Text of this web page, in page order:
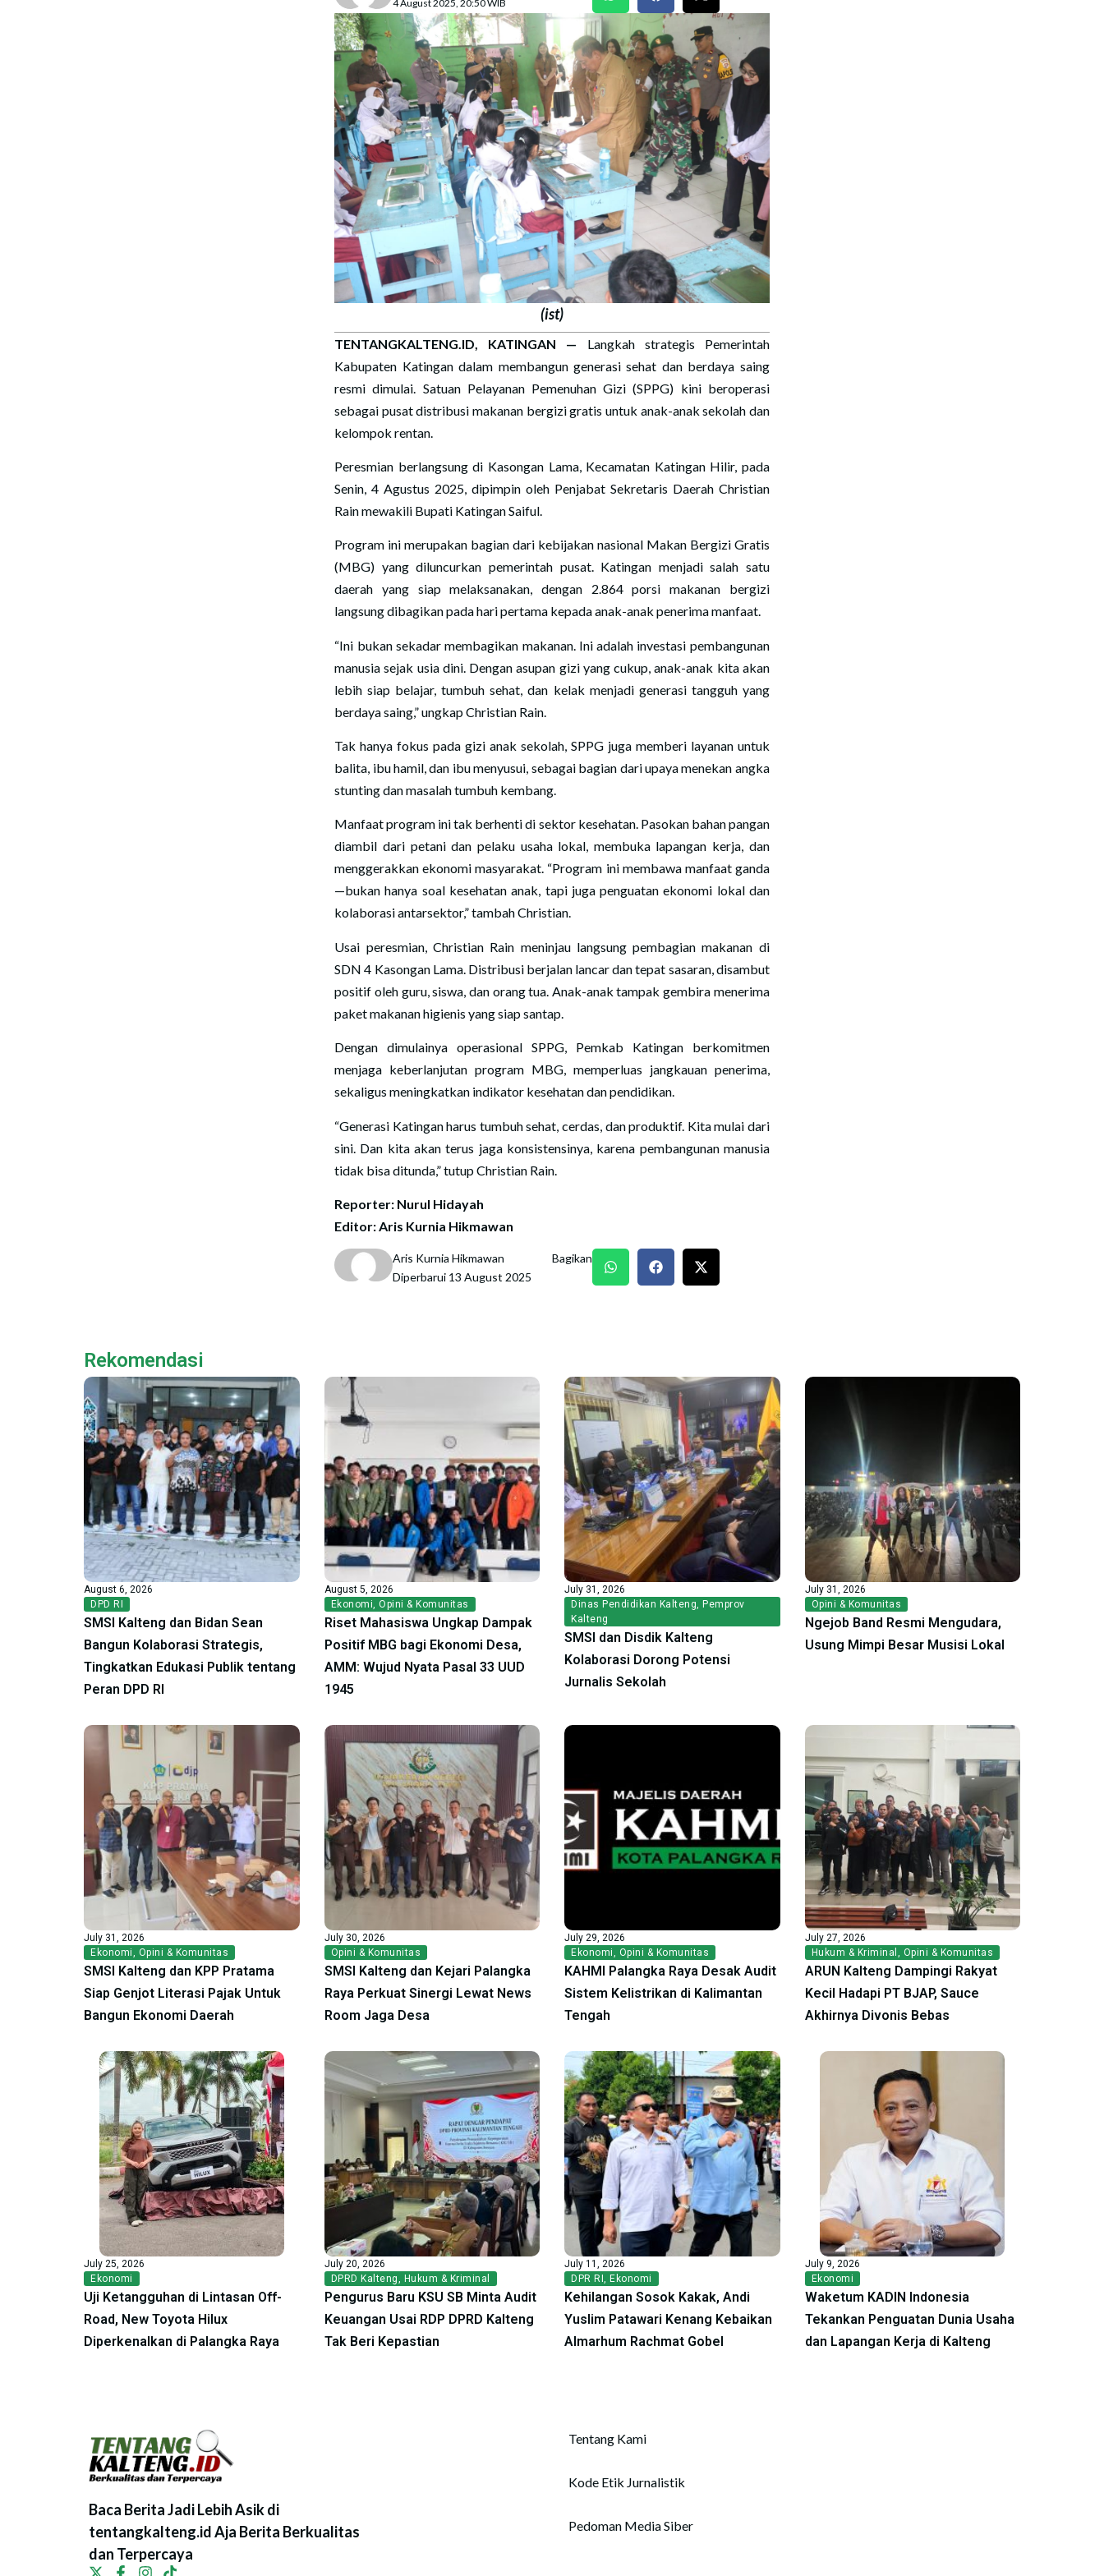
4 August 2025, 20:50 WIB
(ist)
TENTANGKALTENG.ID, KATINGAN — Langkah strategis Pemerintah
Kabupaten Katingan dalam membangun generasi sehat dan berdaya saing
resmi dimulai. Satuan Pelayanan Pemenuhan Gizi (SPPG) kini beroperasi
sebagai pusat distribusi makanan bergizi gratis untuk anak-anak sekolah dan
kelompok rentan.
Peresmian berlangsung di Kasongan Lama, Kecamatan Katingan Hilir, pada
Senin, 4 Agustus 2025, dipimpin oleh Penjabat Sekretaris Daerah Christian
Rain mewakili Bupati Katingan Saiful.
Program ini merupakan bagian dari kebijakan nasional Makan Bergizi Gratis
(MBG) yang diluncurkan pemerintah pusat. Katingan menjadi salah satu
daerah yang siap melaksanakan, dengan 2.864 porsi makanan bergizi
langsung dibagikan pada hari pertama kepada anak-anak penerima manfaat.
“Ini bukan sekadar membagikan makanan. Ini adalah investasi pembangunan
manusia sejak usia dini. Dengan asupan gizi yang cukup, anak-anak kita akan
lebih siap belajar, tumbuh sehat, dan kelak menjadi generasi tangguh yang
berdaya saing,” ungkap Christian Rain.
Tak hanya fokus pada gizi anak sekolah, SPPG juga memberi layanan untuk
balita, ibu hamil, dan ibu menyusui, sebagai bagian dari upaya menekan angka
stunting dan masalah tumbuh kembang.
Manfaat program ini tak berhenti di sektor kesehatan. Pasokan bahan pangan
diambil dari petani dan pelaku usaha lokal, membuka lapangan kerja, dan
menggerakkan ekonomi masyarakat. “Program ini membawa manfaat ganda
—bukan hanya soal kesehatan anak, tapi juga penguatan ekonomi lokal dan
kolaborasi antarsektor,” tambah Christian.
Usai peresmian, Christian Rain meninjau langsung pembagian makanan di
SDN 4 Kasongan Lama. Distribusi berjalan lancar dan tepat sasaran, disambut
positif oleh guru, siswa, dan orang tua. Anak-anak tampak gembira menerima
paket makanan higienis yang siap santap.
Dengan dimulainya operasional SPPG, Pemkab Katingan berkomitmen
menjaga keberlanjutan program MBG, memperluas jangkauan penerima,
sekaligus meningkatkan indikator kesehatan dan pendidikan.
“Generasi Katingan harus tumbuh sehat, cerdas, dan produktif. Kita mulai dari
sini. Dan kita akan terus jaga konsistensinya, karena pembangunan manusia
tidak bisa ditunda,” tutup Christian Rain.
Reporter: Nurul Hidayah
Editor: Aris Kurnia Hikmawan
Aris Kurnia Hikmawan
Diperbarui 13 August 2025
Bagikan
Rekomendasi
August 6, 2026
DPD RI
SMSI Kalteng dan Bidan Sean
Bangun Kolaborasi Strategis,
Tingkatkan Edukasi Publik tentang
Peran DPD RI
August 5, 2026
Ekonomi, Opini & Komunitas
Riset Mahasiswa Ungkap Dampak
Positif MBG bagi Ekonomi Desa,
AMM: Wujud Nyata Pasal 33 UUD
1945
July 31, 2026
Dinas Pendidikan Kalteng, Pemprov
Kalteng
SMSI dan Disdik Kalteng
Kolaborasi Dorong Potensi
Jurnalis Sekolah
July 31, 2026
Opini & Komunitas
Ngejob Band Resmi Mengudara,
Usung Mimpi Besar Musisi Lokal
July 31, 2026
Ekonomi, Opini & Komunitas
SMSI Kalteng dan KPP Pratama
Siap Genjot Literasi Pajak Untuk
Bangun Ekonomi Daerah
July 30, 2026
Opini & Komunitas
SMSI Kalteng dan Kejari Palangka
Raya Perkuat Sinergi Lewat News
Room Jaga Desa
July 29, 2026
Ekonomi, Opini & Komunitas
KAHMI Palangka Raya Desak Audit
Sistem Kelistrikan di Kalimantan
Tengah
July 27, 2026
Hukum & Kriminal , Opini & Komunitas
ARUN Kalteng Dampingi Rakyat
Kecil Hadapi PT BJAP, Sauce
Akhirnya Divonis Bebas
July 25, 2026
Ekonomi
Uji Ketangguhan di Lintasan Off-
Road, New Toyota Hilux
Diperkenalkan di Palangka Raya
July 20, 2026
DPRD Kalteng, Hukum & Kriminal
Pengurus Baru KSU SB Minta Audit
Keuangan Usai RDP DPRD Kalteng
Tak Beri Kepastian
July 11, 2026
DPR RI , Ekonomi
Kehilangan Sosok Kakak, Andi
Yuslim Patawari Kenang Kebaikan
Almarhum Rachmat Gobel
July 9, 2026
Ekonomi
Waketum KADIN Indonesia
Tekankan Penguatan Dunia Usaha
dan Lapangan Kerja di Kalteng
Baca Berita Jadi Lebih Asik di
tentangkalteng.id Aja Berita Berkualitas
dan Terpercaya
Tentang Kami
Kode Etik Jurnalistik
Pedoman Media Siber